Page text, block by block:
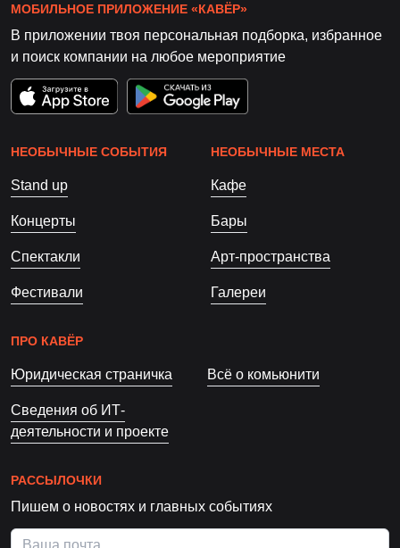
МОБИЛЬНОЕ ПРИЛОЖЕНИЕ «КАВЁР»
В приложении твоя персональная подборка, избранное
и поиск компании на любое мероприятие
НЕОБЫЧНЫЕ СОБЫТИЯ
Stand up
Концерты
Спектакли
Фестивали
НЕОБЫЧНЫЕ МЕСТА
Кафе
Бары
Арт-пространства
Галереи
ПРО КАВЁР
Юридическая страничка Всё о комьюнити
Сведения об ИТ-
деятельности и проекте
РАССЫЛОЧКИ
Пишем о новостях и главных событиях